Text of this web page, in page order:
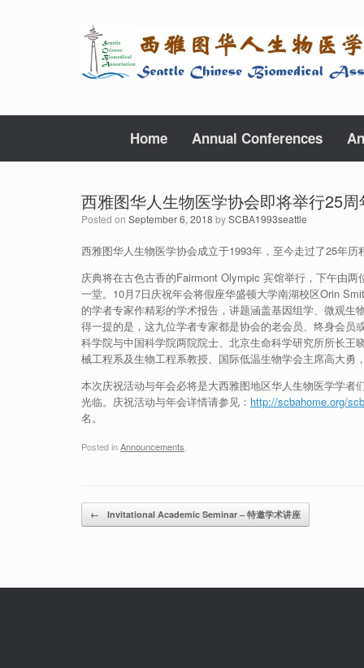
Home Annual Conferences
西雅图华人生物医学协会即将举行25
Posted on September 6, 2018 bySCBA1993seattle
西雅图华人生物医学协会成立于1993年，至今走过了25年
庆典将在古色古香的Fairmont Olympic 宾馆举行，下午由
一堂。10月7日庆祝年会将假座华盛顿大学南湖校区Orin
的学者专家作精彩的学术报告，讲题涵盖基因组学、微观
得一提的是，这九位学者专家都是协会的老会员、终身会
科学院与中国科学院两院院士、北京生命科学研究所所长
械工程系及生物工程系教授、国际低温生物学会主席高大
本次庆祝活动与年会必将是大西雅图地区华人生物医学学
光临。庆祝活动与年会详情请参见： http://scbahome.org/
名。
Posted inAnnouncements
Post navigation
← Invitational Academic Seminar – 特邀学术讲座